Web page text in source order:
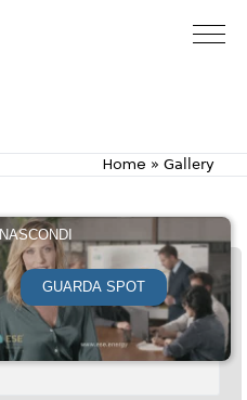
Home » Gallery
GUARDA SPOT
NASCONDI